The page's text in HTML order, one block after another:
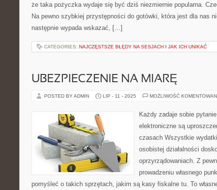
że taka pożyczka wydaje się być dziś niezmiernie popularna.
Na pewno szybkiej przystępności do gotówki, która jest dla nas
następnie wypada wskazać, […]
CATEGORIES: NAJCZĘSTSZE BŁĘDY NA SESJACH I JAK ICH UNIKAĆ
UBEZPIECZENIE NA MIARĘ
POSTED BY ADMIN LIP - 11 - 2025 MOŻLIWOŚĆ
Każdy zadaje sobie
elektroniczne są
czasach Wszystkie
osobistej działalności
oprzyrządowaniach. Z
prowadzeniu własnego
pomyśleć o takich sprzętach, jakim są kasy fiskalne tu. To